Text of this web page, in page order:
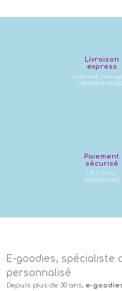
Livraison
express
Livré en 8 jours
validation du
Paiement
sécurisé
CB / Visa /
MasterCard
E-goodies, spécialiste
personnalisé
Depuis plus de 30 ans, e-